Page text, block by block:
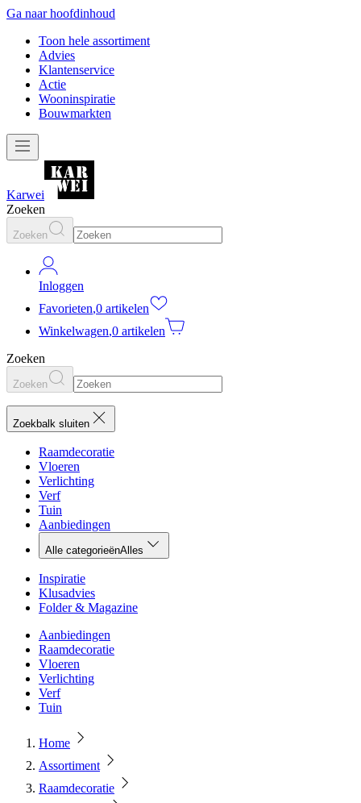
Ga naar hoofdinhoud
Toon hele assortiment
Advies
Klantenservice
Actie
Wooninspiratie
Bouwmarkten
Karwei
Zoeken
Zoeken
Inloggen
Favorieten,0 artikelen
Winkelwagen,0 artikelen
Zoeken
Zoeken
Zoekbalk sluiten
Raamdecoratie
Vloeren
Verlichting
Verf
Tuin
Aanbiedingen
Alle categorieënAlles
Inspiratie
Klusadvies
Folder & Magazine
Aanbiedingen
Raamdecoratie
Vloeren
Verlichting
Verf
Tuin
Home
Assortiment
Raamdecoratie